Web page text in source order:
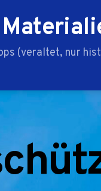
(veraltet, nur